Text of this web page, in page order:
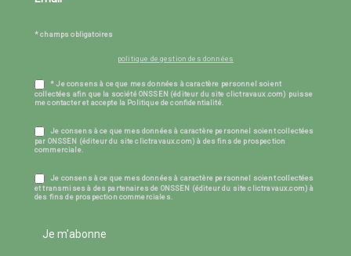
* champs obligatoires
politique de gestion des données
* Je consens à ce que mes données à caractère personnel soient
collectées afin que la société ONSSEN (éditeur du site clictravaux.com) puisse
me contacter et accepte la Politique de confidentialité.
Je consens à ce que mes données à caractère personnel soient collectées
par ONSSEN (éditeur du site clictravaux.com) à des fins de prospection
commerciale.
Je consens à ce que mes données à caractère personnel soient collectées
et transmises à des partenaires de ONSSEN (éditeur du site clictravaux.com) à
des fins de prospection commerciales.
Je m'abonne